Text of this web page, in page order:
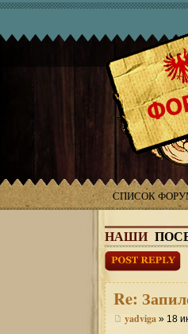
СПИСОК
НАШИ
Ответить
Re:
yadviga » 18